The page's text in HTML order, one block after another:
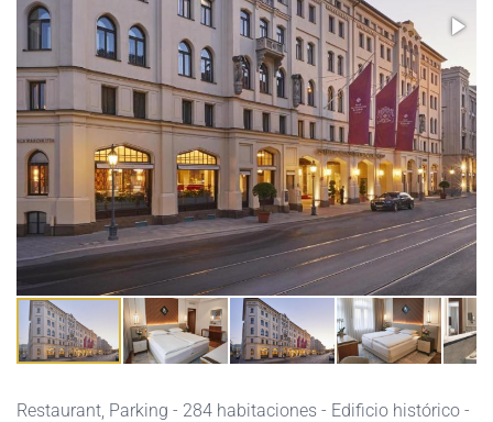
Restaurant, Parking - 284 habitaciones - Edificio histórico -